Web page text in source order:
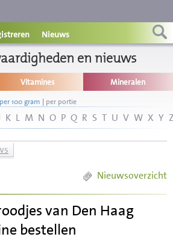
Nieuws
en nieuws
Vitamines Mineralen
per 100 gram | per portie
K L M N O P Q R S T U V W X Y
Nieuwsoverzicht
van Den Haag
bestellen